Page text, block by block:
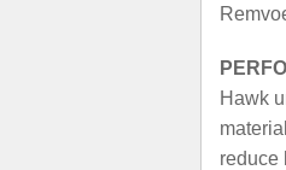
Hawk
reduce